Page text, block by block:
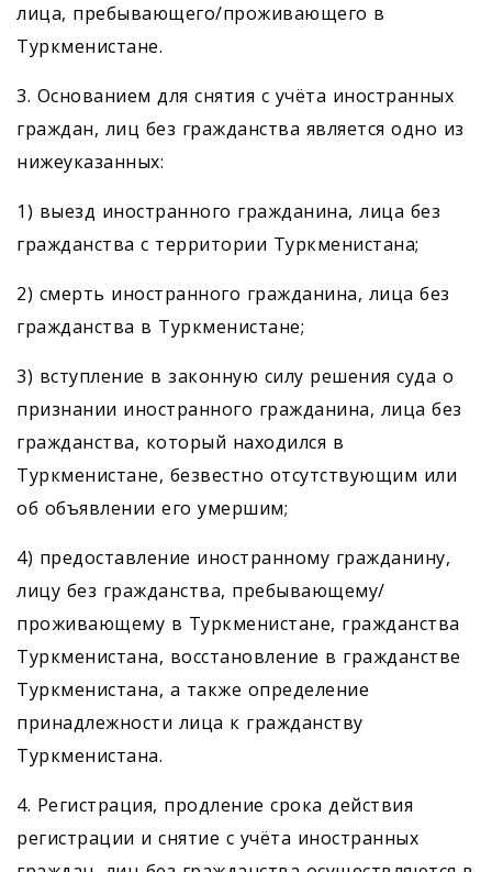
лица, пребывающего/проживающего в
Туркменистане.
3. Основанием для снятия с учёта иностранных
граждан, лиц без гражданства является одно из
нижеуказанных:
1) выезд иностранного гражданина, лица без
гражданства с территории Туркменистана;
2) смерть иностранного гражданина, лица без
гражданства в Туркменистане;
3) вступление в законную силу решения суда о
признании иностранного гражданина, лица без
гражданства, который находился в
Туркменистане, безвестно отсутствующим или
об объявлении его умершим;
4) предоставление иностранному гражданину,
лицу без гражданства, пребывающему/
проживающему в Туркменистане, гражданства
Туркменистана, восстановление в гражданстве
Туркменистана, а также определение
принадлежности лица к гражданству
Туркменистана.
4. Регистрация, продление срока действия
регистрации и снятие с учёта иностранных